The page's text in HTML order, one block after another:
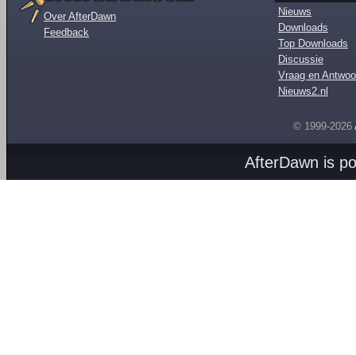
Over AfterDawn
Feedback
Nieuws
Downloads
Top Downloads
Discussie
Vraag en
Nieuws2.nl
© 1999-2026
AfterDawn is